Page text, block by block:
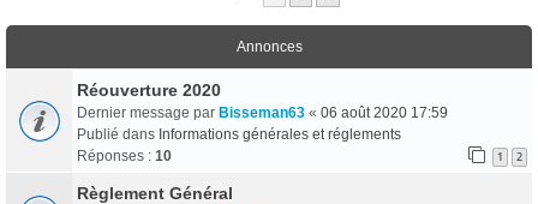
Annonces
Réouverture 2020
Dernier message par Bisseman63 « 06 août 2020 17:59
Publié dans Informations générales et réglements
Réponses : 10 1 2
Règlement Général